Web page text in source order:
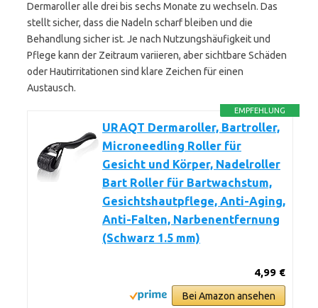
Dermaroller alle drei bis sechs Monate zu wechseln. Das
stellt sicher, dass die Nadeln scharf bleiben und die
Behandlung sicher ist. Je nach Nutzungshäufigkeit und
Pflege kann der Zeitraum variieren, aber sichtbare Schäden
oder Hautirritationen sind klare Zeichen für einen
Austausch.
EMPFEHLUNG
URAQT Dermaroller, Bartroller,
Microneedling Roller für
Gesicht und Körper, Nadelroller
Bart Roller für Bartwachstum,
Gesichtshautpflege, Anti-Aging,
Anti-Falten, Narbenentfernung
(Schwarz 1.5 mm)
4,99 €
Bei Amazon ansehen